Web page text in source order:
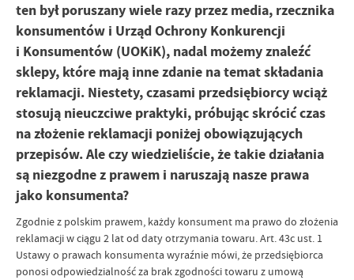
ten był poruszany wiele razy przez media, rzecznika
konsumentów i Urząd Ochrony Konkurencji
i Konsumentów (UOKiK), nadal możemy znaleźć
sklepy, które mają inne zdanie na temat składania
reklamacji. Niestety, czasami przedsiębiorcy wciąż
stosują nieuczciwe praktyki, próbując skrócić czas
na złożenie reklamacji poniżej obowiązujących
przepisów. Ale czy wiedzieliście, że takie działania
są niezgodne z prawem i naruszają nasze prawa
jako konsumenta?
Zgodnie z polskim prawem, każdy konsument ma prawo do złożenia
reklamacji w ciągu 2 lat od daty otrzymania towaru. Art. 43c ust. 1
Ustawy o prawach konsumenta wyraźnie mówi, że przedsiębiorca
ponosi odpowiedzialność za brak zgodności towaru z umową